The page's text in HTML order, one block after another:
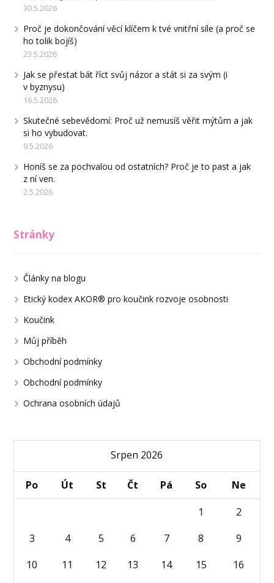
30.5.2026
Proč je dokončování věcí klíčem k tvé vnitřní síle (a proč se
ho tolik bojíš)
23.5.2026
Jak se přestat bát říct svůj názor a stát si za svým (i
v byznysu)
16.5.2026
Skutečné sebevědomí: Proč už nemusíš věřit mýtům a jak
si ho vybudovat.
9.5.2026
Honíš se za pochvalou od ostatních? Proč je to past a jak
z ní ven.
2.5.2026
Stránky
Články na blogu
Etický kodex AKOR® pro koučink rozvoje osobnosti
Koučink
Můj příběh
Obchodní podmínky
Obchodní podmínky
Ochrana osobních údajů
Srpen 2026
Po Út St Čt Pá So
Ne
1
2
3
4 5 6 7 8
9
10
11 12 13 14 15
16